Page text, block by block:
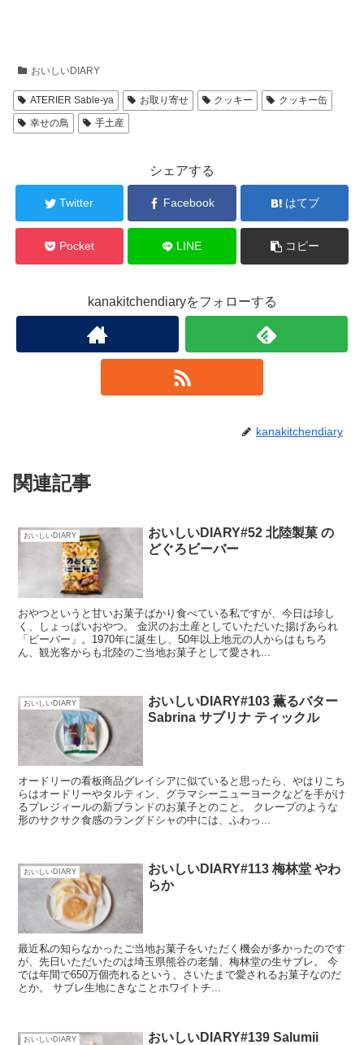
おいしいDIARY
ATERIER Sable-ya お取り寄せ クッキー
クッキー缶
幸せの鳥
手土産
シェアする
Twitter Facebook はてブ
Pocket LINE コピー
kanakitchendiaryをフォローする
kanakitchendiary
関連記事
おいしいDIARY
おいしいDIARY#52 北陸製菓 の
どぐろビーバー
おやつというと甘いお菓子ばかり食べている私ですが、今日は珍し
く、しょっぱいおやつ。 金沢のお土産としていただいた揚げあられ
「ビーバー」。1970年に誕生し、50年以上地元の人からはもちろ
ん、観光客からも北陸のご当地お菓子として愛され...
おいしいDIARY
おいしいDIARY#103 薫るバター
Sabrina サブリナ ティックル
オードリーの看板商品グレイシアに似ていると思ったら、やはりこち
らはオードリーやタルティン、グラマシーニューヨークなどを手がけ
るプレジィールの新ブランドのお菓子とのこと。 クレープのような
形のサクサク食感のラングドシャの中には、ふわっ...
おいしいDIARY
おいしいDIARY#113 梅林堂 やわ
らか
最近私の知らなかったご当地お菓子をいただく機会が多かったのです
が、先日いただいたのは埼玉県熊谷の老舗、梅林堂の生サブレ。 今
では年間で650万個売れるという、さいたまで愛されるお菓子なのだ
とか。 サブレ生地にきなことホワイトチ...
おいしいDIARY
おいしいDIARY#139 Salumii